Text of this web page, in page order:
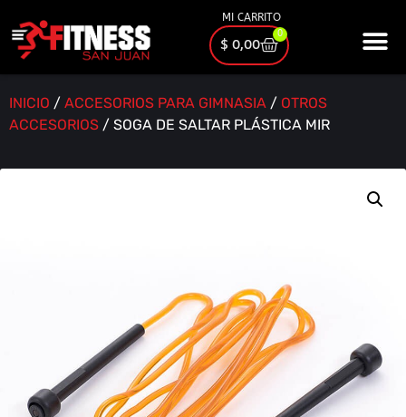
MI CARRITO
$ 0,00
0
INICIO / ACCESORIOS PARA GIMNASIA / OTROS
ACCESORIOS / SOGA DE SALTAR PLÁSTICA MIR